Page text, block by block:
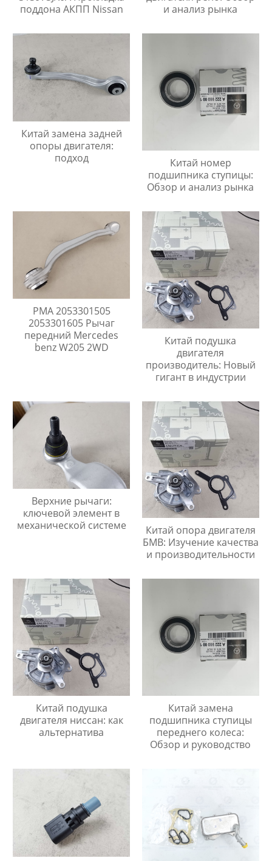
поддона АКПП Nissan
и анализ рынка
Китай замена задней
опоры двигателя:
подход
Китай номер
подшипника ступицы:
Обзор и анализ рынка
PMA 2053301505
2053301605 Рычаг
передний Mercedes
benz W205 2WD
Китай подушка
двигателя
производитель: Новый
гигант в индустрии
Верхние рычаги:
ключевой элемент в
механической системе
Китай опора двигателя
БМВ: Изучение качества
и производительности
Китай подушка
двигателя ниссан: как
альтернатива
Китай замена
подшипника ступицы
переднего колеса:
Обзор и руководство